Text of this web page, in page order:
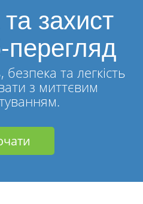
захист
та легкість
з миттєвим